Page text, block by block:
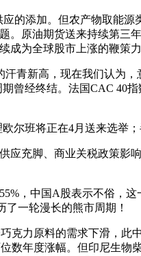
添加。但农产物取能源
。原油期货送来持续第
为全球股市上涨的鞭策力
新高，现在我们认为，
曾经终结。法国CAC 40
班将正在4月送来选举；
充脚、商业关税政策影
，中国A股表示不俗，
一轮漫长的熊市周期！
原料的需求下滑，此
年度涨幅。但印尼生物